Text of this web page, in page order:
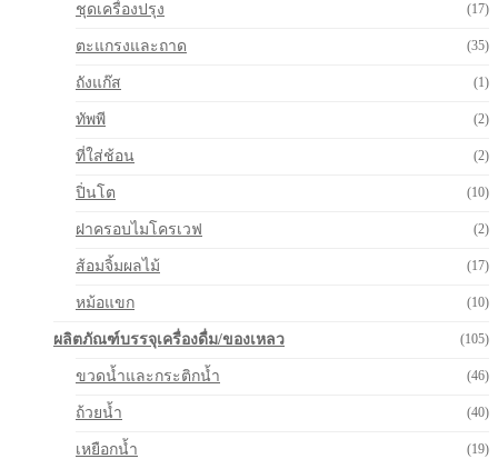
ชุดเครื่องปรุง (17)
ตะแกรงและถาด (35)
ถังแก๊ส (1)
ทัพพี (2)
ที่ใส่ช้อน (2)
ปิ่นโต (10)
ฝาครอบไมโครเวฟ (2)
ส้อมจิ้มผลไม้ (17)
หม้อแขก (10)
ผลิตภัณฑ์บรรจุเครื่องดื่ม/ของเหลว (105)
ขวดน้ำและกระติกน้ำ (46)
ถ้วยน้ำ (40)
เหยือกน้ำ (19)